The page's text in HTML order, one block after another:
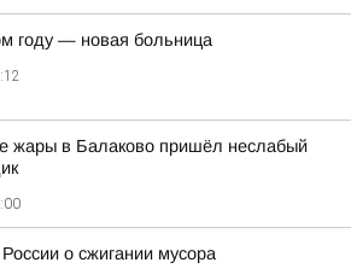
году — новая больница
жары в Балаково пришёл неслабый
о сжигании мусора